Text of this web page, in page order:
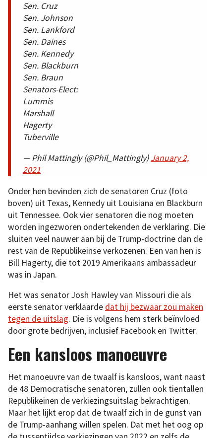
Sen. Cruz
Sen. Johnson
Sen. Lankford
Sen. Daines
Sen. Kennedy
Sen. Blackburn
Sen. Braun
Senators-Elect:
Lummis
Marshall
Hagerty
Tuberville
— Phil Mattingly (@Phil_Mattingly)January 2,
2021
Onder hen bevinden zich de senatoren Cruz (foto
boven) uit Texas, Kennedy uit Louisiana en Blackburn
uit Tennessee. Ook vier senatoren die nog moeten
worden ingezworen ondertekenden de verklaring. Die
sluiten veel nauwer aan bij de Trump-doctrine dan de
rest van de Republikeinse verkozenen. Een van hen is
Bill Hagerty, die tot 2019 Amerikaans ambassadeur
was in Japan.
Het was senator Josh Hawley van Missouri die als
eerste senator verklaarde dat hij bezwaar zou maken
tegen de uitslag. Die is volgens hem sterk beïnvloed
door grote bedrijven, inclusief Facebook en Twitter.
Een kansloos manoeuvre
Het manoeuvre van de twaalf is kansloos, want naast
de 48 Democratische senatoren, zullen ook tientallen
Republikeinen de verkiezingsuitslag bekrachtigen.
Maar het lijkt erop dat de twaalf zich in de gunst van
de Trump-aanhang willen spelen. Dat met het oog op